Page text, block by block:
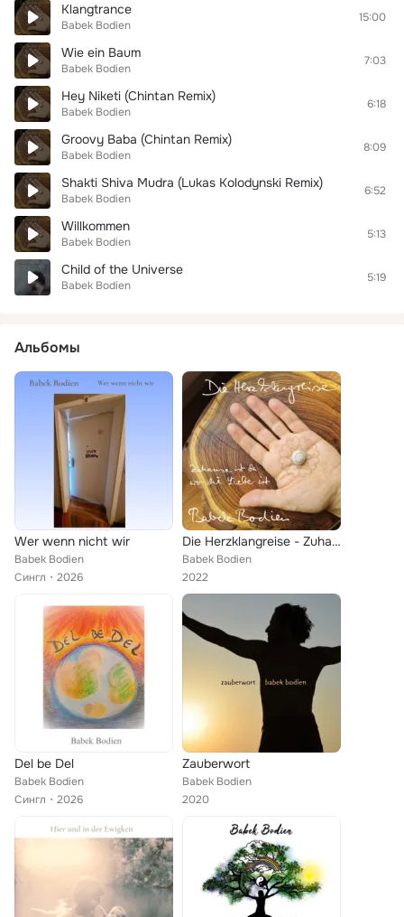
Klangtrance
Babek Bodien
15:00
Wie ein Baum
Babek Bodien
7:03
Hey Niketi (Chintan Remix)
Babek Bodien
6:18
Groovy Baba (Chintan Remix)
Babek Bodien
8:09
Shakti Shiva Mudra (Lukas Kolodynski Remix)
Babek Bodien
6:52
Willkommen
Babek Bodien
5:13
Child of the Universe
Babek Bodien
5:19
Альбомы
Wer wenn nicht wir
Babek Bodien
Сингл
2026
Die Herzklangreise - Zuhause ist da wo die Liebe ist
Babek Bodien
2022
Del be Del
Babek Bodien
Сингл
2026
Zauberwort
Babek Bodien
2020